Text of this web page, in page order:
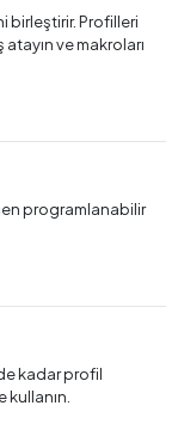
birleştirir. Profilleri
ve makroları
programlanabilir
kadar profil